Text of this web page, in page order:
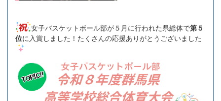
女子バスケットボール部が５月に行われた県総体で第５
位に入賞しました！たくさんの応援ありがとうございました